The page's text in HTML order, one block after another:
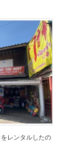
レンタルしたの